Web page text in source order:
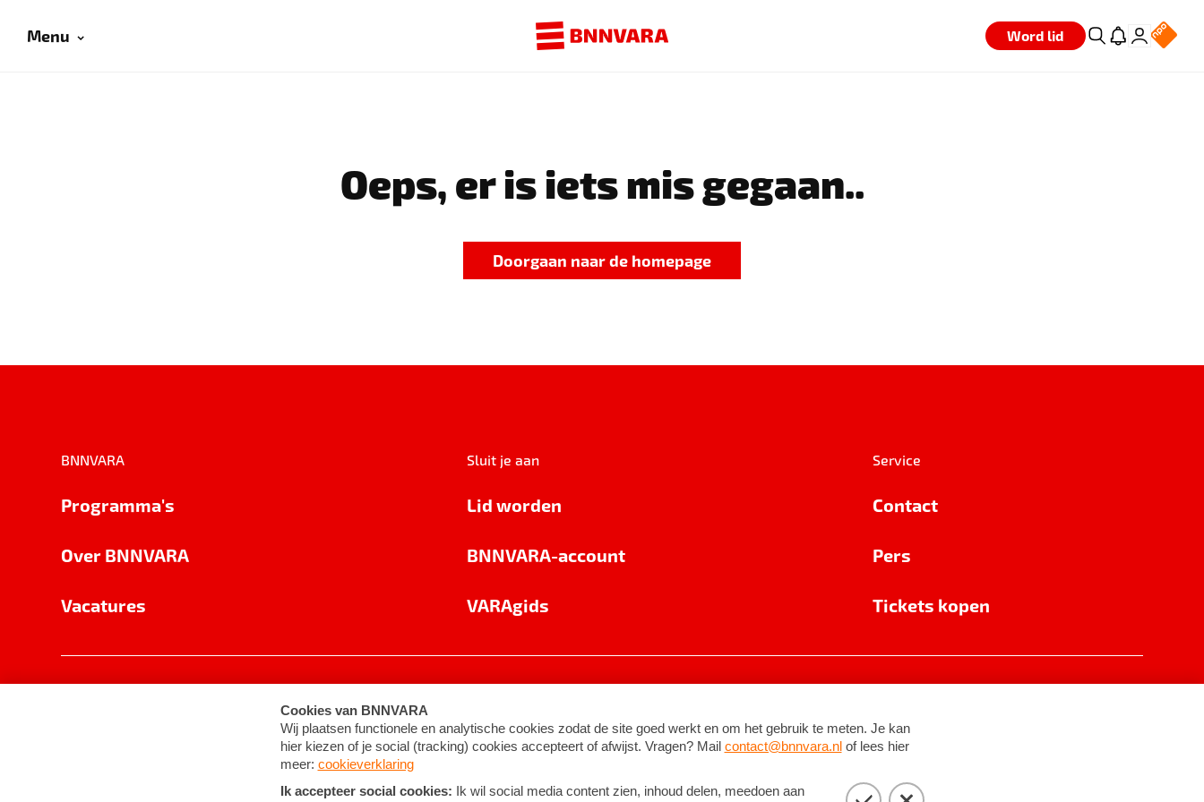
Menu Word lid
Oeps, er is iets mis gegaan..
Doorgaan naar de homepage
BNNVARA
Programma's
Over BNNVARA
Vacatures
Sluit je aan
Lid worden
BNNVARA-account
VARAgids
Service
Contact
Pers
Tickets kopen
Cookie-instellingen Algemene voorwaarden ©2026BNNVARA